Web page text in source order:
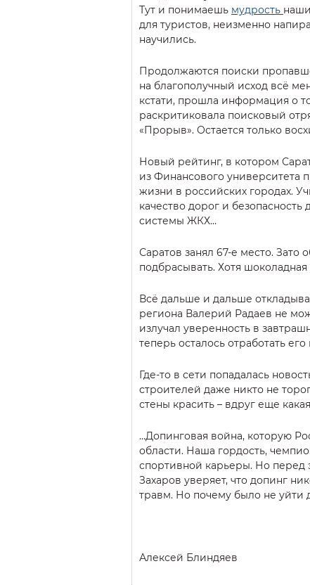
Тут и понимаешь мудрость
для туристов, неизменно
научились.
Продолжаются поиски
на благополучный исход всё
кстати, прошла информация о
раскритиковала поисковый
«Прорыв». Остается только
Новый рейтинг, в котором
из Финансового университета
жизни в российских городах.
качество дорог и
системы ЖКХ…
Саратов занял 67-е место. Зато
подбрасывать. Хотя
Всё дальше и дальше
региона Валерий Радаев не
излучал уверенность в
теперь осталось отработать
Где-то в сети попадалась
строителей даже никто не
стены красить – вдруг еще
…Допинговая война, которую
области. Наша гордость,
спортивной карьеры. Но перед
Захаров уверяет, что допинг
травм. Но почему было не уйти
Алексей Блиндяев